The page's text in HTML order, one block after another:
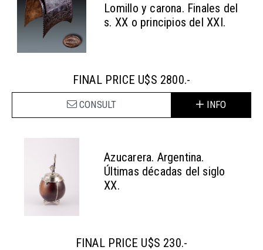
Lomillo y carona. Finales del
s. XX o principios del XXI.
FINAL PRICE U$S 2800.-
CONSULT INFO
Azucarera. Argentina.
Últimas décadas del siglo
XX.
FINAL PRICE U$S 230.-